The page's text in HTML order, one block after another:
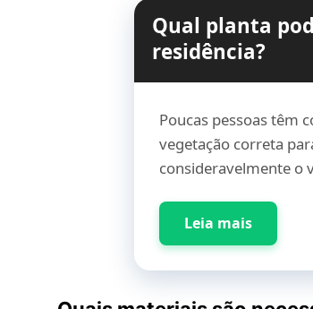
Qual planta
residência?
Poucas pessoas têm
vegetação correta
consideravelmente o
Leia mais